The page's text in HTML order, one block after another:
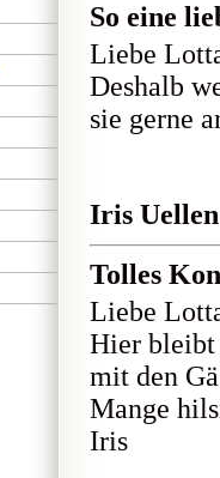
So eine
Liebe
Deshalb
sie gerne
Iris
Tolles
Liebe
Hier
mit den
Mange
Iris